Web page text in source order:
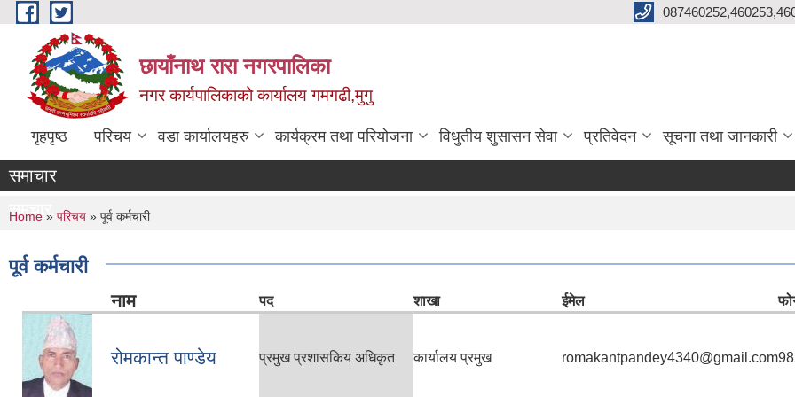
Skip to main content
छायाँनाथ रारा नगरपालिका
नगर कार्यपालिकाको कार्यालय गमगढी,मुगु
गृहपृष्ठ परिचय वडा कार्यालयहरु कार्यक्रम तथा परियोजना विधुतीय शुसासन सेवा प्रतिवेदन सूचना तथा जानकारी
समाचार
समचार
You are here
Home » परिचय » पूर्व कर्मचारी
पूर्व कर्मचारी
नाम पद शाखा ईमेल
रोमकान्त पाण्डेय प्रमुख प्रशासकिय अधिकृत कार्यालय प्रमुख romakantpandey4340@gmail.com